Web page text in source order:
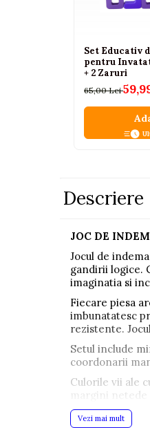
Jocuri sportive
Jucarii educative din lemn
Muzica si instrumente
Saltelute si centre de
Seturi de doctor
Seturi de rufe
Trenuri cu sine
Vehicule de constructii
Jucarii exterior
Set Educativ
pentru
+ 2 Zaruri
65,00 Lei
Descriere
JOC DE
Jocul de
gandirii logice.
imaginatia si
Fiecare piesa
imbunatatesc
rezistente.
Setul include
coordonarii
Culorile vii ale
margini
SPECIFICATII:
Vezi mai mult